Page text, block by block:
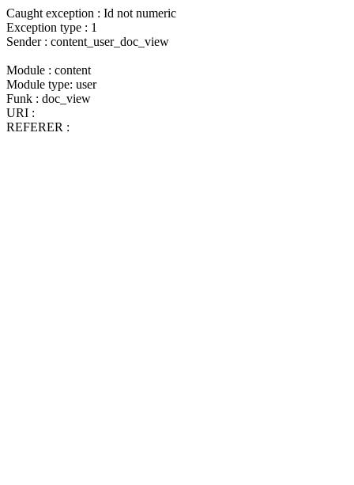
Caught exception : Id not numeric
Exception type : 1
Sender : content_user_doc_view
Module : content
Module type: user
Funk : doc_view
URI :
REFERER :